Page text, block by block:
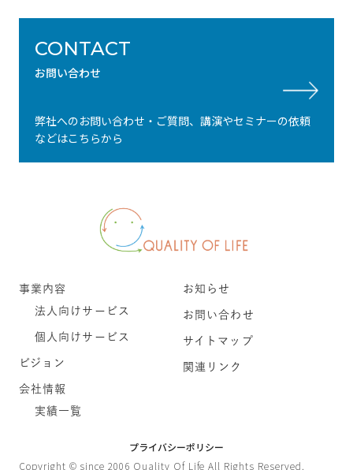
CONTACT
お問い合わせ
弊社へのお問い合わせ・ご質問、講演やセミナーの依頼
などはこちらから
プライバシーポリシー
Copyright © since 2006 Quality Of Life All Rights Reserved.
事業内容
法人向けサービス
個人向けサービス
ビジョン
会社情報
実績一覧
お知らせ
お問い合わせ
サイトマップ
関連リンク